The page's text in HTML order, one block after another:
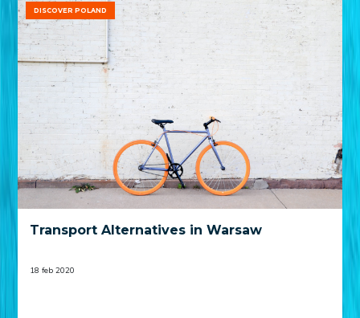
DISCOVER POLAND
Transport Alternatives in Warsaw
18 feb 2020